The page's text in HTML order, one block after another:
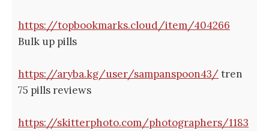
https://topbookmarks.cloud/item/404266
Bulk up pills
https://aryba.kg/user/sampanspoon43/tren
75 pills reviews
https://skitterphoto.com/photographers/1183